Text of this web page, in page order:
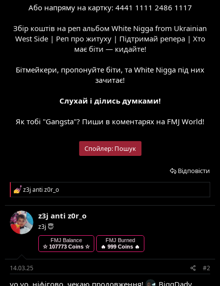
Або напряму на картку: 4441 1111 2486 1117
Збір коштів на реп альбом White Nigga from Ukrainian
West Side | Реп про житуху | Підтримай репера | Хто
має біти — кидайте!
Бітмейкери, пропонуйте біти, та White Nigga під них
зачитає!
Слухай і ділись думками!
Як тобі "Gangsta"? Пиши в коментарях на FMJ World!
Спойлер: Пошук
Відповісти
Р
е
а
к
ц
і
ї
z3j anti z0r_o
z3j anti z0r_o
z3j 😇
FMJ Balance
☆ 107773 Coins ☆
FMJ Burned
🔥 999 Coins 🔥
14.03.25 #2
yo yo, ніфігово, чекаю продовження! BiggDady